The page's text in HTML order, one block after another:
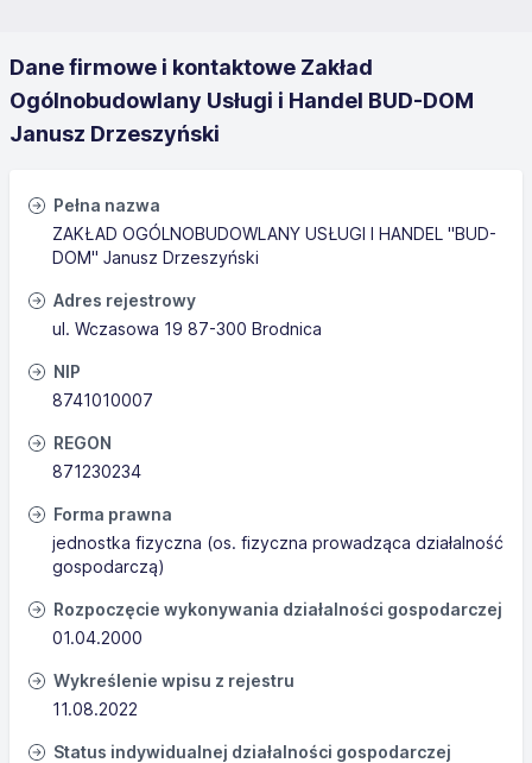
Dane firmowe i kontaktowe Zakład
Ogólnobudowlany Usługi i Handel BUD-DOM
Janusz Drzeszyński
Pełna nazwa
ZAKŁAD OGÓLNOBUDOWLANY USŁUGI I HANDEL "BUD-
DOM" Janusz Drzeszyński
Adres rejestrowy
ul. Wczasowa 19 87-300 Brodnica
NIP
8741010007
REGON
871230234
Forma prawna
jednostka fizyczna (os. fizyczna prowadząca działalność
gospodarczą)
Rozpoczęcie wykonywania działalności gospodarczej
01.04.2000
Wykreślenie wpisu z rejestru
11.08.2022
Status indywidualnej działalności gospodarczej